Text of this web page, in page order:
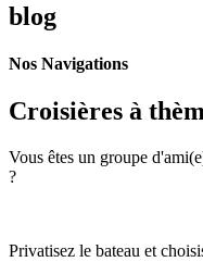
blog
Nos Navigations
Croisières à
Vous êtes un groupe
?
Privatisez le bateau et